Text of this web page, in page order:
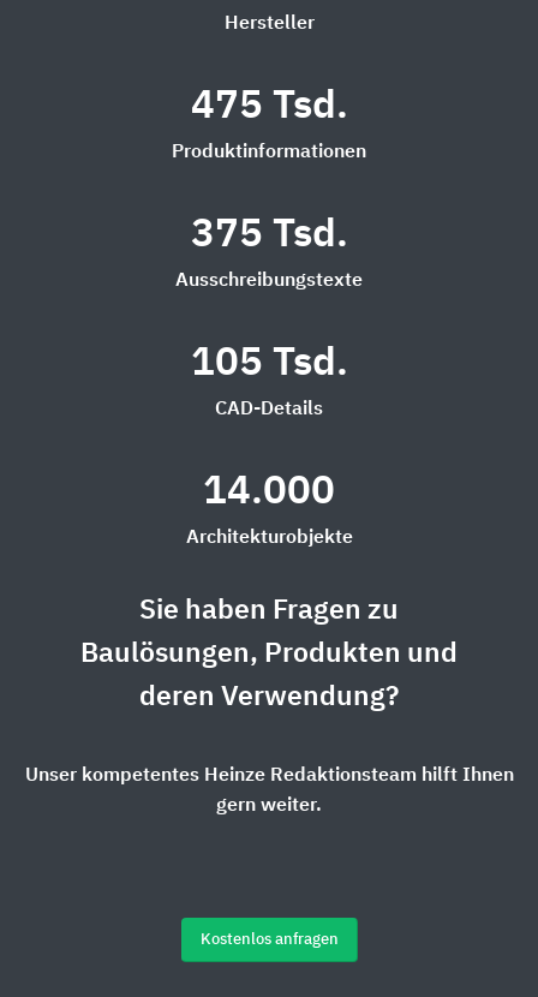
Hersteller
475 Tsd.
Produktinformationen
375 Tsd.
Ausschreibungstexte
105 Tsd.
CAD-Details
14.000
Architekturobjekte
Sie haben Fragen zu
Baulösungen, Produkten und
deren Verwendung?
Unser kompetentes Heinze Redaktionsteam hilft Ihnen
gern weiter.
Kostenlos anfragen